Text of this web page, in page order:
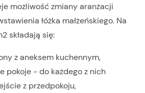
możliwość zmiany aranżacji
łóżka małżeńskiego. Na
składają się:
z aneksem kuchennym,
pokoje - do każdego z nich
z przedpokoju,